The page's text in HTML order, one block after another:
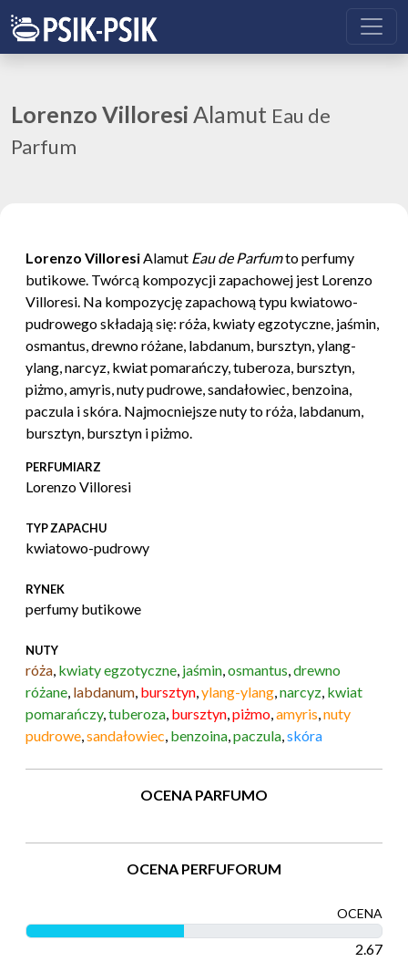
Lorenzo Villoresi Alamut Eau de
Parfum
Lorenzo VilloresiAlamut Eau de Parfumto perfumy
butikowe. Twórcą kompozycji zapachowej jest Lorenzo
Villoresi. Na kompozycję zapachową typu kwiatowo-
pudrowego składają się: róża, kwiaty egzotyczne, jaśmin,
osmantus, drewno różane, labdanum, bursztyn, ylang-
ylang, narcyz, kwiat pomarańczy, tuberoza, bursztyn,
piżmo, amyris, nuty pudrowe, sandałowiec, benzoina,
paczula i skóra. Najmocniejsze nuty to róża, labdanum,
bursztyn, bursztyn i piżmo.
PERFUMIARZ
Lorenzo Villoresi
TYP ZAPACHU
kwiatowo-pudrowy
RYNEK
perfumy butikowe
NUTY
róża, kwiaty egzotyczne, jaśmin,osmantus,drewno
różane, labdanum, bursztyn,ylang-ylang,narcyz, kwiat
pomarańczy,tuberoza, bursztyn,piżmo,amyris,nuty
pudrowe,sandałowiec, benzoina,paczula,skóra
OCENA PARFUMO
OCENA PERFUFORUM
OCENA
2.67